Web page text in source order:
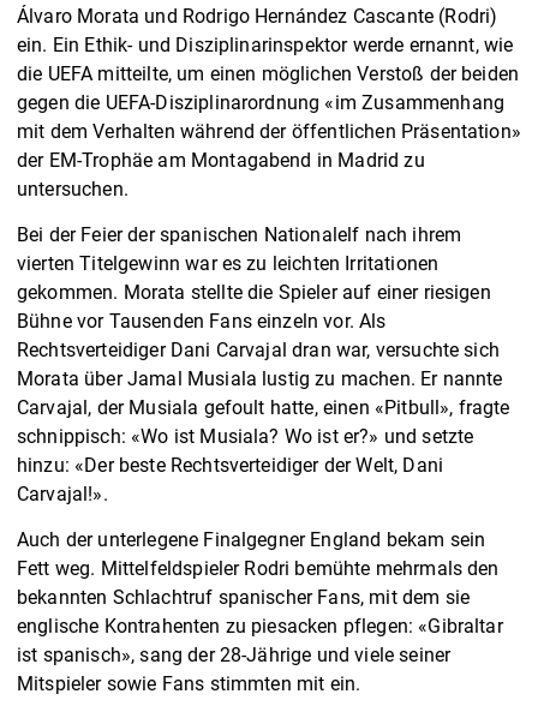
Álvaro Morata und Rodrigo Hernández Cascante (Rodri)
ein. Ein Ethik- und Disziplinarinspektor werde ernannt, wie
die UEFA mitteilte, um einen möglichen Verstoß der beiden
gegen die UEFA-Disziplinarordnung «im Zusammenhang
mit dem Verhalten während der öffentlichen Präsentation»
der EM-Trophäe am Montagabend in Madrid zu
untersuchen.
Bei der Feier der spanischen Nationalelf nach ihrem
vierten Titelgewinn war es zu leichten Irritationen
gekommen. Morata stellte die Spieler auf einer riesigen
Bühne vor Tausenden Fans einzeln vor. Als
Rechtsverteidiger Dani Carvajal dran war, versuchte sich
Morata über Jamal Musiala lustig zu machen. Er nannte
Carvajal, der Musiala gefoult hatte, einen «Pitbull», fragte
schnippisch: «Wo ist Musiala? Wo ist er?» und setzte
hinzu: «Der beste Rechtsverteidiger der Welt, Dani
Carvajal!».
Auch der unterlegene Finalgegner England bekam sein
Fett weg. Mittelfeldspieler Rodri bemühte mehrmals den
bekannten Schlachtruf spanischer Fans, mit dem sie
englische Kontrahenten zu piesacken pflegen: «Gibraltar
ist spanisch», sang der 28-Jährige und viele seiner
Mitspieler sowie Fans stimmten mit ein.